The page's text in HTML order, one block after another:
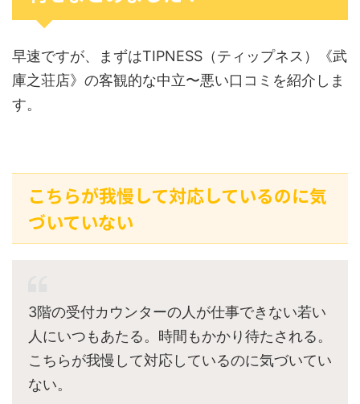
早速ですが、まずはTIPNESS（ティップネス）《武
庫之荘店》の客観的な中立〜悪い口コミを紹介しま
す。
こちらが我慢して対応しているのに気
づいていない
3階の受付カウンターの人が仕事できない若い
人にいつもあたる。時間もかかり待たされる。
こちらが我慢して対応しているのに気づいてい
ない。